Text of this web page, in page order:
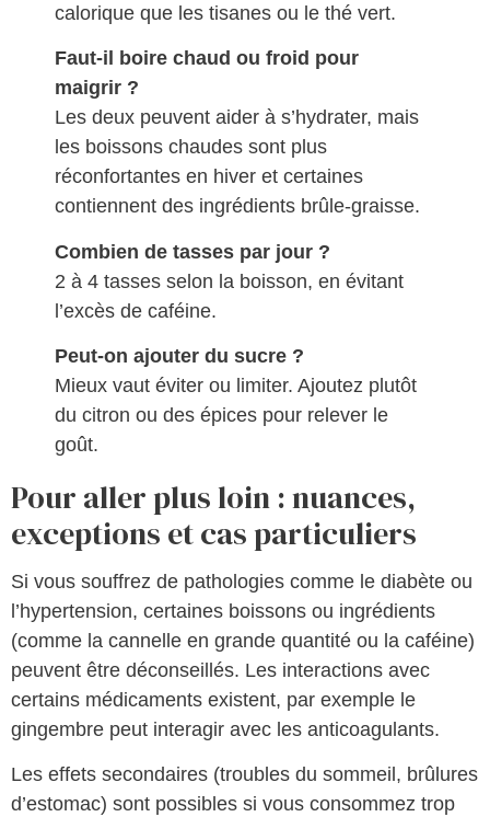
calorique que les tisanes ou le thé vert.
Faut-il boire chaud ou froid pour
maigrir ?
Les deux peuvent aider à s’hydrater, mais
les boissons chaudes sont plus
réconfortantes en hiver et certaines
contiennent des ingrédients brûle-graisse.
Combien de tasses par jour ?
2 à 4 tasses selon la boisson, en évitant
l’excès de caféine.
Peut-on ajouter du sucre ?
Mieux vaut éviter ou limiter. Ajoutez plutôt
du citron ou des épices pour relever le
goût.
Pour aller plus loin : nuances,
exceptions et cas particuliers
Si vous souffrez de pathologies comme le diabète ou
l’hypertension, certaines boissons ou ingrédients
(comme la cannelle en grande quantité ou la caféine)
peuvent être déconseillés. Les interactions avec
certains médicaments existent, par exemple le
gingembre peut interagir avec les anticoagulants.
Les effets secondaires (troubles du sommeil, brûlures
d’estomac) sont possibles si vous consommez trop